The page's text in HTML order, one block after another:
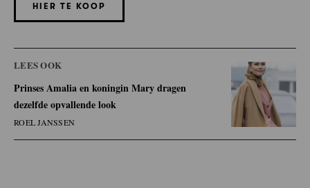
HIER TE KOOP
LEES OOK
Prinses Amalia en koningin Mary dragen
dezelfde opvallende look
ROEL JANSSEN